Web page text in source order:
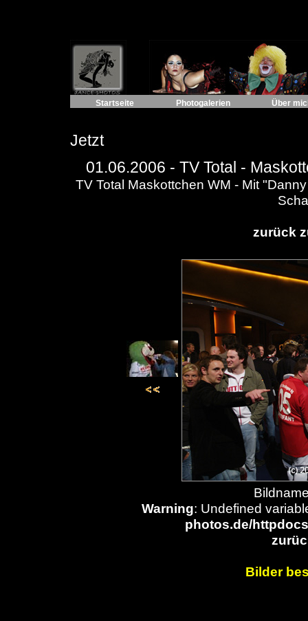
Startseite Photogalerien Über
Jetzt
01.06.2006 - TV Total -
TV Total Maskottchen WM - Mit
zurück
Warning: Undefined
photos.de/
Bilder